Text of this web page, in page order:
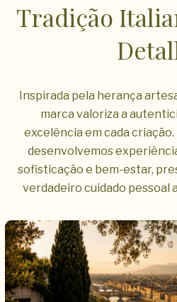
Tradição
Inspirada pela herança
marca valoriza a
excelência em cada
desenvolvemos
sofisticação e bem-estar,
verdadeiro cuidado pessoal